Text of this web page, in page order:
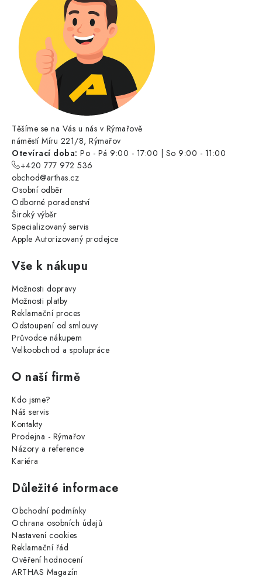
Těšíme se na Vás u nás v Rýmařově
náměstí Míru 221/8, Rýmařov
Otevírací doba: Po - Pá 9:00 - 17:00 | So 9:00 - 11:00
+420 777 972 536
obchod@arthas.cz
Osobní odběr
Odborné poradenství
Široký výběr
Specializovaný servis
Apple Autorizovaný prodejce
Vše k nákupu
Možnosti dopravy
Možnosti platby
Reklamační proces
Odstoupení od smlouvy
Průvodce nákupem
Velkoobchod a spolupráce
O naší firmě
Kdo jsme?
Náš servis
Kontakty
Prodejna - Rýmařov
Názory a reference
Kariéra
Důležité informace
Obchodní podmínky
Ochrana osobních údajů
Nastavení cookies
Reklamační řád
Ověření hodnocení
ARTHAS Magazín